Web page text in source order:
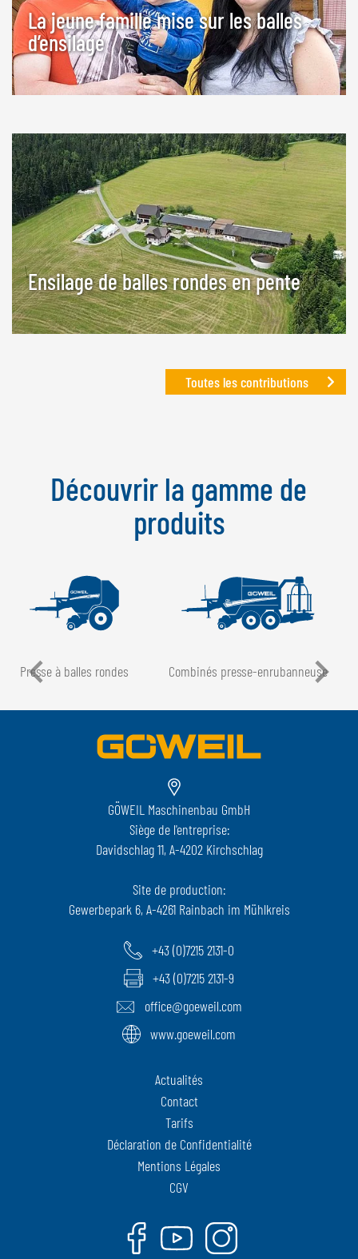
La jeune famille mise sur les balles
d’ensilage
Ensilage de balles rondes en pente
Toutes les contributions
Découvrir la gamme de
produits
Presse à balles rondes Combinés presse-enrubanneuse
GÖWEIL Maschinenbau GmbH
Siège de l'entreprise:
Davidschlag 11, A-4202 Kirchschlag
Site de production:
Gewerbepark 6, A-4261 Rainbach im Mühlkreis
+43 (0)7215 2131-0
+43 (0)7215 2131-9
office@goeweil.com
www.goeweil.com
Actualités
Contact
Tarifs
Déclaration de Confidentialité
Mentions Légales
CGV